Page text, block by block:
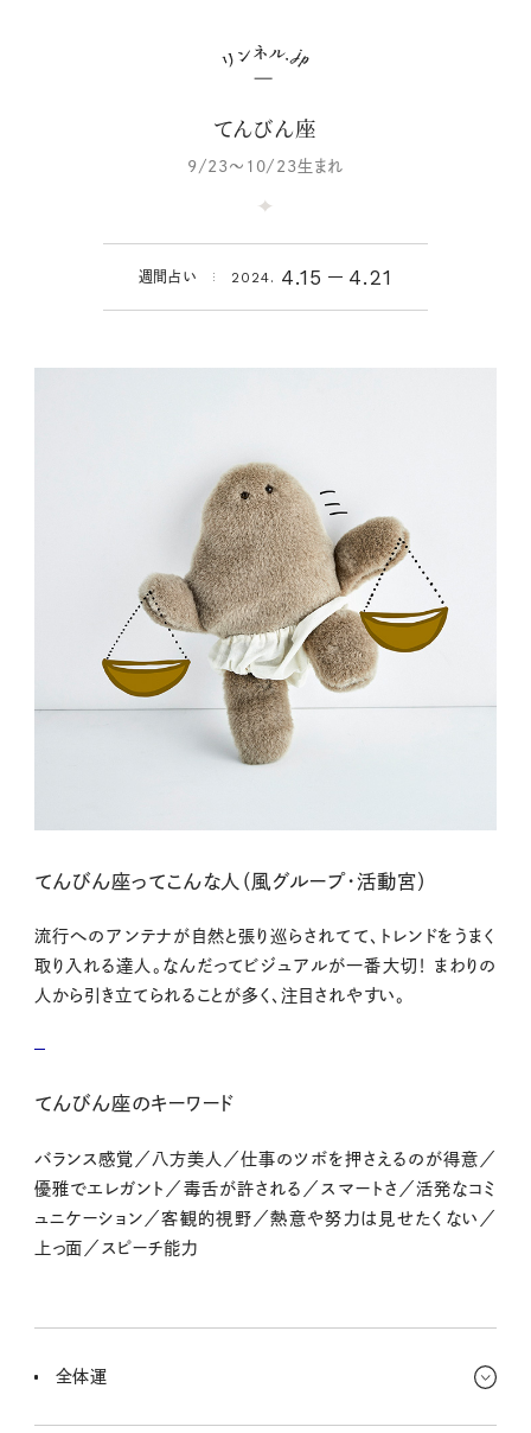
てんびん座
9/23～10/23生まれ
週間占い 2024. 4.15 4.21
てんびん座ってこんな人（風グループ・活動宮）
流行へのアンテナが自然と張り巡らされてて、トレンドをうまく
取り入れる達人。なんだってビジュアルが一番大切！ まわりの
人から引き立てられることが多く、注目されやすい。
てんびん座のキーワード
バランス感覚／八方美人／仕事のツボを押さえるのが得意／
優雅でエレガント／毒舌が許される／スマートさ／活発なコミ
ュニケーション／客観的視野／熱意や努力は見せたくない／
上っ面／スピーチ能力
全体運